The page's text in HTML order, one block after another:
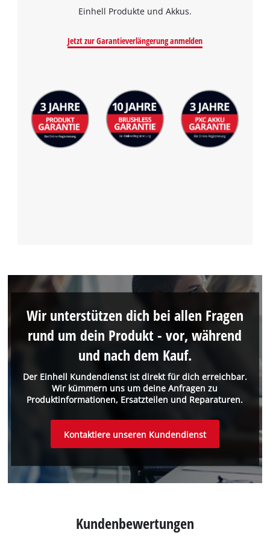
Einhell Produkte und Akkus.
Jetzt zur Garantieverlängerung anmelden
Der Einhell Kundendienst ist direkt für dich erreichbar.
Wir kümmern uns um deine Anfragen zu
Produktinformationen, Ersatzteilen und Reparaturen.
Wir unterstützen dich bei allen Fragen
rund um dein Produkt - vor, während
und nach dem Kauf.
Kontaktiere unseren Kundendienst
Kundenbewertungen